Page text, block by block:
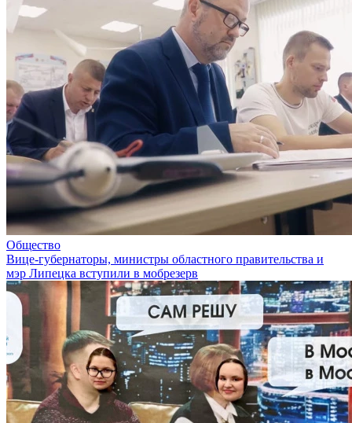
Общество
Вице-губернаторы, министры областного правительства и
мэр Липецка вступили в мобрезерв